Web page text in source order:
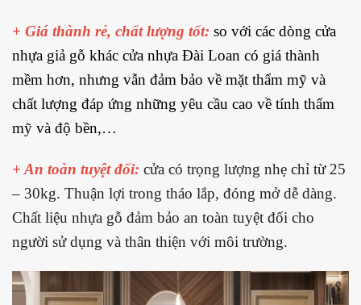
+ Giá thành rẻ, chất lượng tốt: so với các dòng cửa
nhựa giả gỗ khác cửa nhựa Đài Loan có giá thành
mềm hơn, nhưng vẫn đảm bảo về mặt thẩm mỹ và
chất lượng đáp ứng những yêu cầu cao về tính thẩm
mỹ và độ bền,…
+ An toàn tuyệt đối: cửa có trọng lượng nhẹ chỉ từ 25
– 30kg. Thuận lợi trong tháo lắp, đóng mở dễ dàng.
Chất liệu nhựa gỗ đảm bảo an toàn tuyệt đối cho
người sử dụng và thân thiện với môi trường.